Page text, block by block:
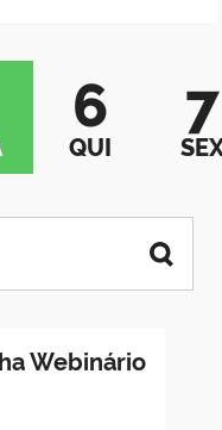
6
QUI
7
Webinário